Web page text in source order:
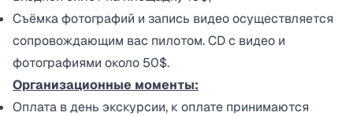
Съёмка фотографий и запись видео осуществляется
сопровождающим вас пилотом. CD c видео и
фотографиями около 50$.
Организационные моменты:
Оплата в день экскурсии, к оплате принимаются